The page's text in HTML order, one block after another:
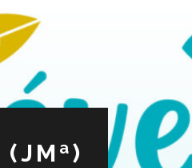
(JMª)